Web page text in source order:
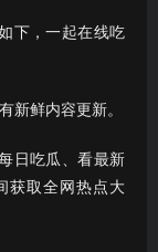
下，一起在线吃
新鲜内容更新。
日吃瓜、看最新
获取全网热点大